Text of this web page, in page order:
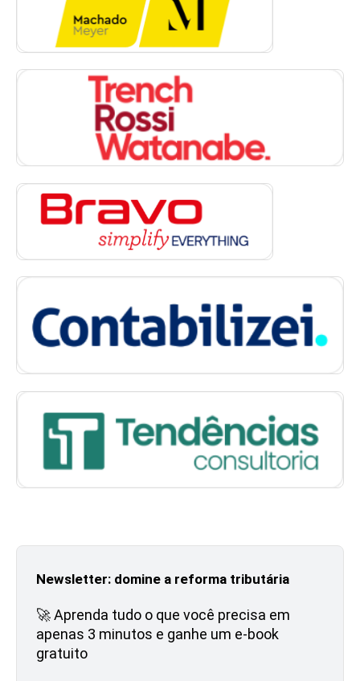
Newsletter: domine a reforma tributária
🚀 Aprenda tudo o que você precisa em
apenas 3 minutos e ganhe um e-book
gratuito